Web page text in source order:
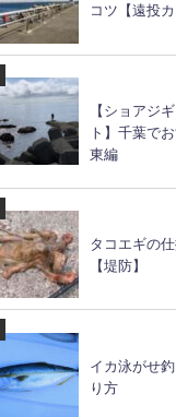
キス釣りの
アラ釣りの
カゴ釣りの
【ショアジ